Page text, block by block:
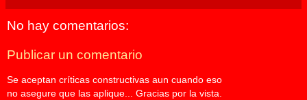
No hay comentarios:
Publicar un comentario
Se aceptan críticas constructivas aun cuando eso
no asegure que las aplique... Gracias por la vista.